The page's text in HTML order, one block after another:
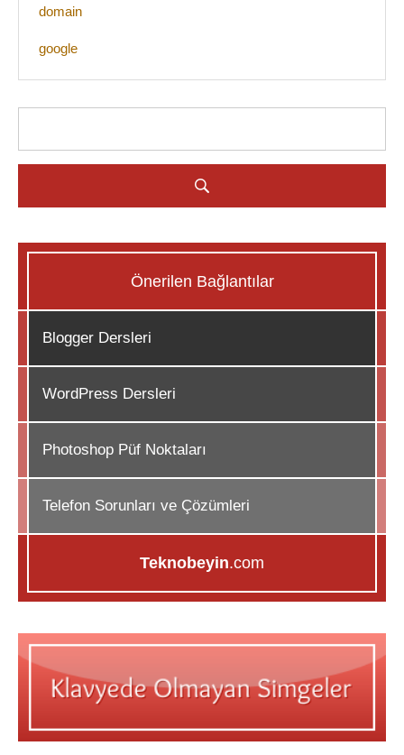
domain
google
Önerilen Bağlantılar
Blogger Dersleri
WordPress Dersleri
Photoshop Püf Noktaları
Telefon Sorunları ve Çözümleri
Teknobeyin.com